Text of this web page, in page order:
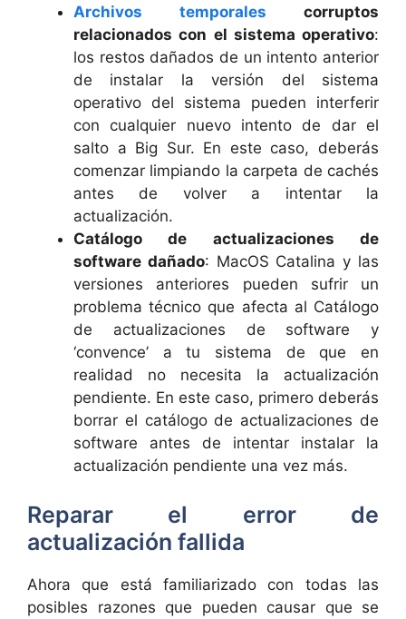
Archivos temporales corruptos
relacionados con el sistema operativo:
los restos dañados de un intento anterior
de instalar la versión del sistema
operativo del sistema pueden interferir
con cualquier nuevo intento de dar el
salto a Big Sur. En este caso, deberás
comenzar limpiando la carpeta de cachés
antes de volver a intentar la
actualización.
Catálogo de actualizaciones de
software dañado: MacOS Catalina y las
versiones anteriores pueden sufrir un
problema técnico que afecta al Catálogo
de actualizaciones de software y
‘convence’ a tu sistema de que en
realidad no necesita la actualización
pendiente. En este caso, primero deberás
borrar el catálogo de actualizaciones de
software antes de intentar instalar la
actualización pendiente una vez más.
Reparar el error de
actualización fallida
Ahora que está familiarizado con todas las
posibles razones que pueden causar que se